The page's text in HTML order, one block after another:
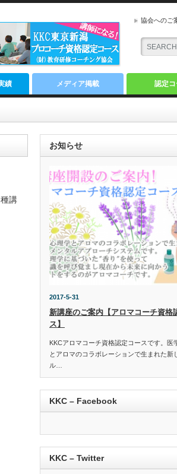
協会へのご
績 メディア掲載 認定
講
お知らせ
2017-5-31
新講座のご案内【アロマコーチ資格
ス】
KKCアロマコーチ資格認定コースです。医
とアロマのコラボレーションで生まれた新
ル…
KKC – Facebook
KKC – Twitter